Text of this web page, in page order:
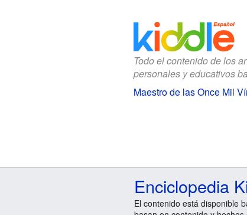
Todo el contenido de los
personales y educativos
Maestro de las Once Mil
Enciclopedia
El contenido está disponible